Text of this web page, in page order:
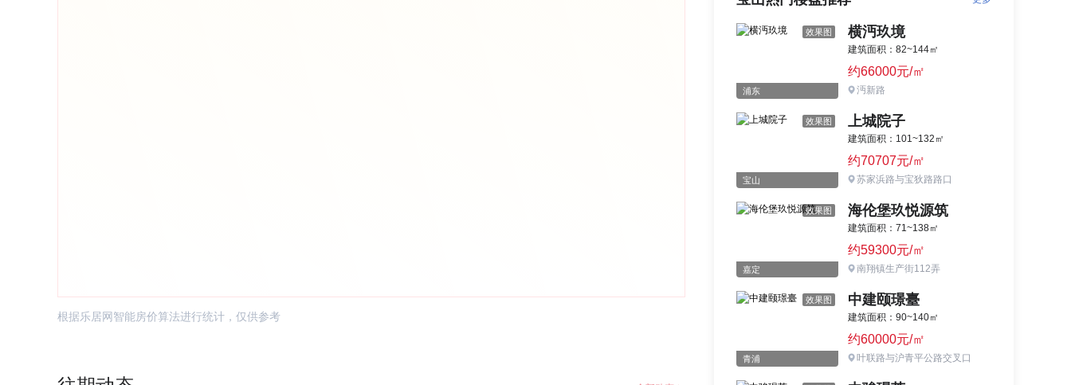
根据乐居网智能房价算法进行统计，仅供参考
效果图
浦东
横沔玖境
建筑面积：82~144㎡
约66000元/㎡
沔新路
效果图
宝山
上城院子
建筑面积：101~132㎡
约70707元/㎡
苏家浜路与宝狄路路口
效果图
嘉定
海伦堡玖悦源筑
建筑面积：71~138㎡
约59300元/㎡
南翔镇生产街112弄
效果图
青浦
中建颐璟臺
建筑面积：90~140㎡
约60000元/㎡
叶联路与沪青平公路交叉口